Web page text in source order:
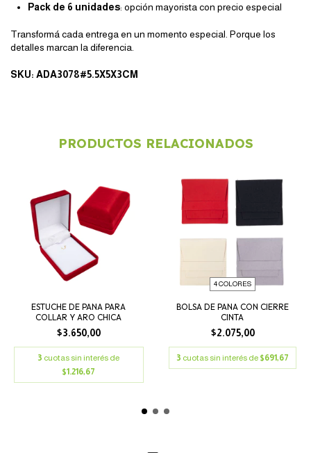
Pack de 6 unidades: opción mayorista con precio especial
Transformá cada entrega en un momento especial. Porque los
detalles marcan la diferencia.
SKU: ADA3078#5.5X5X3CM
PRODUCTOS RELACIONADOS
ESTUCHE DE PANA PARA
COLLAR Y ARO CHICA
$3.650,00
3 cuotas sin interés de
$1.216,67
4 COLORES
BOLSA DE PANA CON CIERRE
CINTA
$2.075,00
3 cuotas sin interés de $691,67